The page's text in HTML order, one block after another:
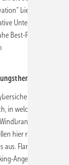
bietet die
Unternehmen,
Best-Practice-
oder
in welchem
hier rund 40
Flankierend
Angebote wie